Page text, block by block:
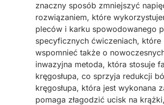
znaczny sposób zmniejszyć
rozwiązaniem, które
pleców i karku spowodowanego
specyficznych ćwiczeniach,
wspomnieć także o
inwazyjna metoda, która stosuje
kręgosłupa, co sprzyja redukcji
kręgosłupa, która jest wykonana
pomaga złagodzić ucisk na